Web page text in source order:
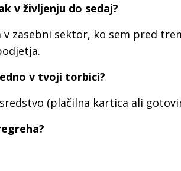
v življenju do sedaj?
v zasebni sektor, ko sem pred
v tvoji torbici?
(plačilna kartica ali